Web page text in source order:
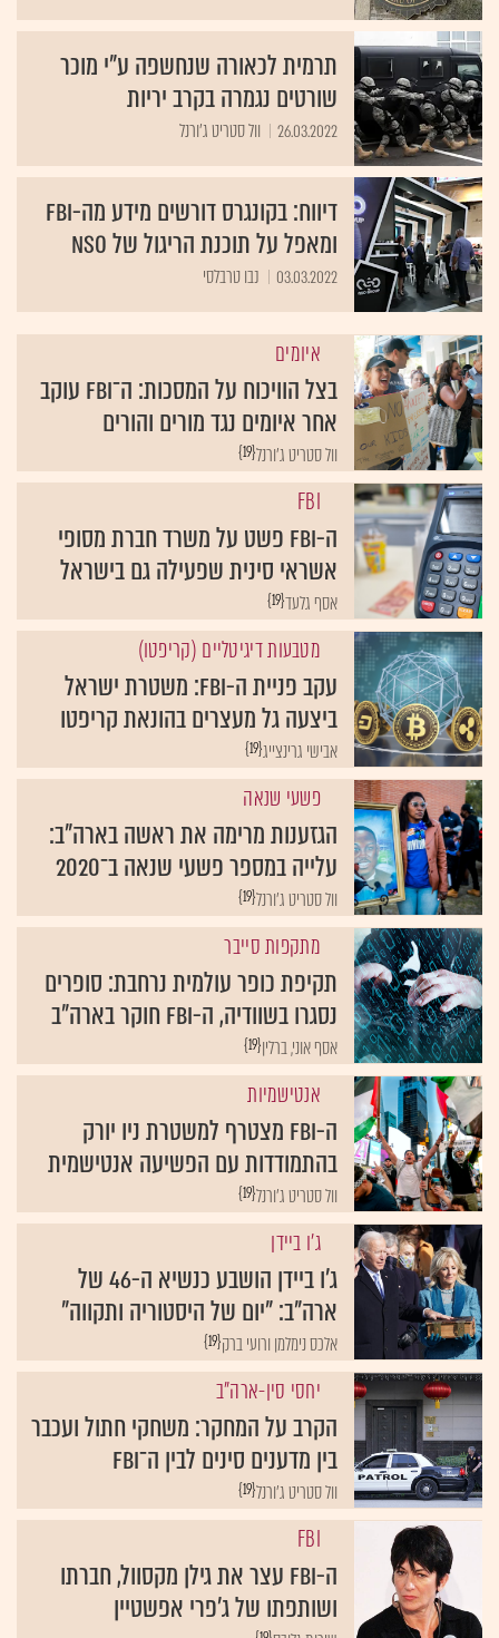
תרמית לכאורה שנחשפה ע"י מוכר
שורטים נגמרה בקרב יריות
26.03.2022 וול סטריט ג'ורנל
דיווח: בקונגרס דורשים מידע מה-FBI
ומאפל על תוכנת הריגול של NSO
03.03.2022 נבו טרבלסי
איומים
בצל הוויכוח על המסכות: ה־FBI עוקב
אחר איומים נגד מורים והורים
{19}וול סטריט ג'ורנל
FBI
ה-FBI פשט על משרד חברת מסופי
אשראי סינית שפעילה גם בישראל
{19}אסף גלעד
מטבעות דיגיטליים (קריפטו)
עקב פניית ה-FBI: משטרת ישראל
ביצעה גל מעצרים בהונאת קריפטו
{19}אבישי גרינצייג
פשעי שנאה
הגזענות מרימה את ראשה בארה"ב:
עלייה במספר פשעי שנאה ב־2020
{19}וול סטריט ג'ורנל
מתקפות סייבר
תקיפת כופר עולמית נרחבת: סופרים
נסגרו בשוודיה, ה-FBI חוקר בארה"ב
{19}אסף אוני, ברלין
אנטישמיות
ה-FBI מצטרף למשטרת ניו יורק
בהתמודדות עם הפשיעה אנטישמית
{19}וול סטריט ג'ורנל
ג'ו ביידן
ג'ו ביידן הושבע כנשיא ה-46 של
ארה"ב: "יום של היסטוריה ותקווה"
{19}אלכס נימלמן ורועי ברק
יחסי סין-ארה"ב
הקרב על המחקר: משחקי חתול ועכבר
בין מדענים סינים לבין ה־FBI
{19}וול סטריט ג'ורנל
FBI
ה-FBI עצר את גילן מקסוול, חברתו
ושותפתו של ג'פרי אפשטיין